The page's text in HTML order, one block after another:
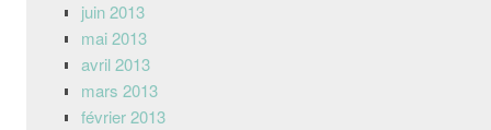
juin 2013
mai 2013
avril 2013
mars 2013
février 2013